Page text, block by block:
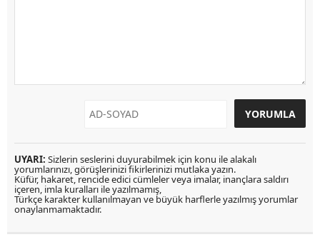
UYARI: Sizlerin seslerini duyurabilmek için konu ile alakalı
yorumlarınızı, görüşlerinizi fikirlerinizi mutlaka yazın.
Küfür, hakaret, rencide edici cümleler veya imalar, inançlara saldırı
içeren, imla kuralları ile yazılmamış,
Türkçe karakter kullanılmayan ve büyük harflerle yazılmış yorumlar
onaylanmamaktadır.